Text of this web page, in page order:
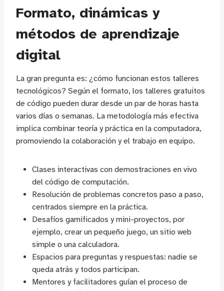
Formato, dinámicas y
métodos de aprendizaje
digital
La gran pregunta es: ¿cómo funcionan estos talleres
tecnológicos? Según el formato, los talleres gratuitos
de código pueden durar desde un par de horas hasta
varios días o semanas. La metodología más efectiva
implica combinar teoría y práctica en la computadora,
promoviendo la colaboración y el trabajo en equipo.
Clases interactivas con demostraciones en vivo
del código de computación.
Resolución de problemas concretos paso a paso,
centrados siempre en la práctica.
Desafíos gamificados y mini-proyectos, por
ejemplo, crear un pequeño juego, un sitio web
simple o una calculadora.
Espacios para preguntas y respuestas: nadie se
queda atrás y todos participan.
Mentores y facilitadores guían el proceso de